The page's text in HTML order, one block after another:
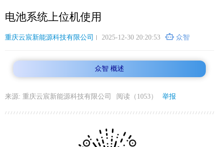
主
内
容
电池系统上位机使用
重庆云宸新能源科技有限公司 2025-12-30 20:20:53 众智
众智 概述
来源: 重庆云宸新能源科技有限公司 阅读（1053） 举报